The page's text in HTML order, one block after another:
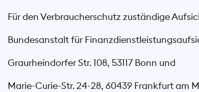
Für den Verbraucherschutz zuständige
Bundesanstalt für
Graurheindorfer Str. 108, 53117 Bonn und
Marie-Curie-Str. 24-28, 60439 Frankfurt am